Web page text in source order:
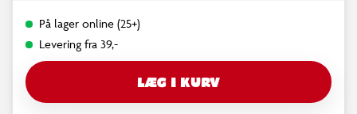
På lager online (25+)
Levering fra 39,-
LÆG I KURV